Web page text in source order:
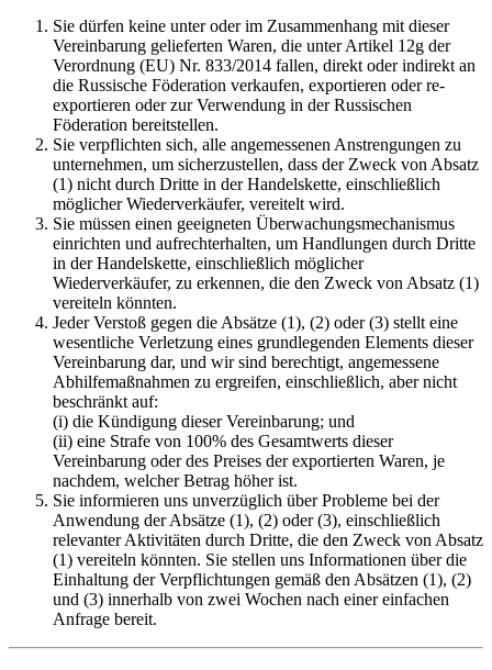
Sie dürfen keine unter oder im Zusammenhang mit dieser
Vereinbarung gelieferten Waren, die unter Artikel 12g der
Verordnung (EU) Nr. 833/2014 fallen, direkt oder indirekt an
die Russische Föderation verkaufen, exportieren oder re-
exportieren oder zur Verwendung in der Russischen
Föderation bereitstellen.
Sie verpflichten sich, alle angemessenen Anstrengungen zu
unternehmen, um sicherzustellen, dass der Zweck von Absatz
(1) nicht durch Dritte in der Handelskette, einschließlich
möglicher Wiederverkäufer, vereitelt wird.
Sie müssen einen geeigneten Überwachungsmechanismus
einrichten und aufrechterhalten, um Handlungen durch Dritte
in der Handelskette, einschließlich möglicher
Wiederverkäufer, zu erkennen, die den Zweck von Absatz (1)
vereiteln könnten.
Jeder Verstoß gegen die Absätze (1), (2) oder (3) stellt eine
wesentliche Verletzung eines grundlegenden Elements dieser
Vereinbarung dar, und wir sind berechtigt, angemessene
Abhilfemaßnahmen zu ergreifen, einschließlich, aber nicht
beschränkt auf:
(i) die Kündigung dieser Vereinbarung; und
(ii) eine Strafe von 100% des Gesamtwerts dieser
Vereinbarung oder des Preises der exportierten Waren, je
nachdem, welcher Betrag höher ist.
Sie informieren uns unverzüglich über Probleme bei der
Anwendung der Absätze (1), (2) oder (3), einschließlich
relevanter Aktivitäten durch Dritte, die den Zweck von Absatz
(1) vereiteln könnten. Sie stellen uns Informationen über die
Einhaltung der Verpflichtungen gemäß den Absätzen (1), (2)
und (3) innerhalb von zwei Wochen nach einer einfachen
Anfrage bereit.